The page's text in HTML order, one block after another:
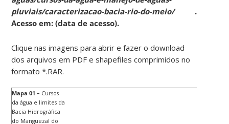
pluviais/caracterizacao-bacia-rio-do-meio/.
Acesso em: (data de acesso).
Clique nas imagens para abrir e fazer o download
dos arquivos em PDF e shapefiles comprimidos no
formato *.RAR.
Mapa 01 – Cursos
da água e limites da
Bacia Hidrográfica
do Manguezal do